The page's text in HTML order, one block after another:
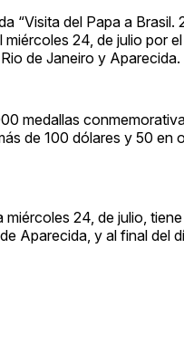
“Visita del Papa a Brasil.
24, de julio por
de Janeiro y Aparecida.
medallas
de 100 dólares y 50 en
24, de julio,
Aparecida, y al final del